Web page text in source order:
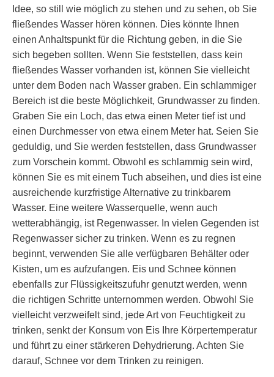
Idee, so still wie möglich zu stehen und zu sehen, ob Sie
fließendes Wasser hören können. Dies könnte Ihnen
einen Anhaltspunkt für die Richtung geben, in die Sie
sich begeben sollten. Wenn Sie feststellen, dass kein
fließendes Wasser vorhanden ist, können Sie vielleicht
unter dem Boden nach Wasser graben. Ein schlammiger
Bereich ist die beste Möglichkeit, Grundwasser zu finden.
Graben Sie ein Loch, das etwa einen Meter tief ist und
einen Durchmesser von etwa einem Meter hat. Seien Sie
geduldig, und Sie werden feststellen, dass Grundwasser
zum Vorschein kommt. Obwohl es schlammig sein wird,
können Sie es mit einem Tuch abseihen, und dies ist eine
ausreichende kurzfristige Alternative zu trinkbarem
Wasser. Eine weitere Wasserquelle, wenn auch
wetterabhängig, ist Regenwasser. In vielen Gegenden ist
Regenwasser sicher zu trinken. Wenn es zu regnen
beginnt, verwenden Sie alle verfügbaren Behälter oder
Kisten, um es aufzufangen. Eis und Schnee können
ebenfalls zur Flüssigkeitszufuhr genutzt werden, wenn
die richtigen Schritte unternommen werden. Obwohl Sie
vielleicht verzweifelt sind, jede Art von Feuchtigkeit zu
trinken, senkt der Konsum von Eis Ihre Körpertemperatur
und führt zu einer stärkeren Dehydrierung. Achten Sie
darauf, Schnee vor dem Trinken zu reinigen.